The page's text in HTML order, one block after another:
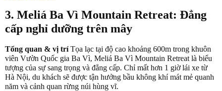
3. Meliá Ba Vì Mountain Retreat: Đẳng
cấp nghỉ dưỡng trên mây
Tổng quan & vị tríTọa lạc tại độ cao khoảng 600m trong khuôn
viên Vườn Quốc gia Ba Vì, Meliá Ba Vì Mountain Retreat là biểu
tượng của sự sang trọng và đẳng cấp. Chỉ mất hơn 1 giờ lái xe từ
Hà Nội, du khách sẽ được tận hưởng bầu không khí mát mẻ quanh
năm và cảnh quan rừng núi hùng vĩ.